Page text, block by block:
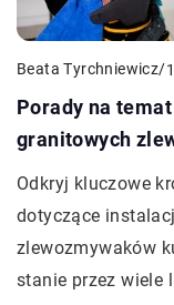
Beata Tyrchniewicz/
Porady na
granitowych
Odkryj kluczowe
dotyczące
zlewozmywaków
stanie przez wiele